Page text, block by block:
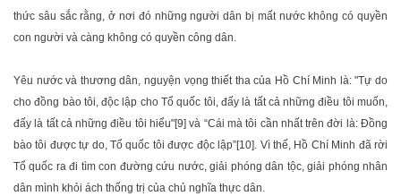
thức sâu sắc rằng, ở nơi đó những người dân bị mất nước không có quyền
con người và càng không có quyền công dân.
Yêu nước và thương dân, nguyện vọng thiết tha của Hồ Chí Minh là: "Tự do
cho đồng bào tôi, độc lập cho Tổ quốc tôi, đấy là tất cả những điều tôi muốn,
đấy là tất cả những điều tôi hiểu"[9] và “Cái mà tôi cần nhất trên đời là: Đồng
bào tôi được tự do, Tổ quốc tôi được độc lập”[10]. Vì thế, Hồ Chí Minh đã rời
Tổ quốc ra đi tìm con đường cứu nước, giải phóng dân tộc, giải phóng nhân
dân mình khỏi ách thống trị của chủ nghĩa thực dân.